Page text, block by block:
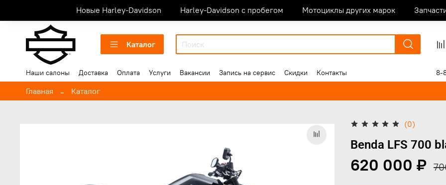
Новые Harley-Davidson Harley-Davidson с пробегом Мотоциклы других марок
Каталог
Наши салоны Доставка Оплата Услуги Вакансии Запись на сервис Скидки Контакты 8-
Главная Каталог
(0)
Benda LFS 700
620 000 ₽